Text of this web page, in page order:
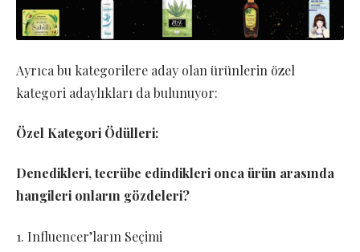
Ayrıca bu kategorilere aday olan ürünlerin özel
kategori adaylıkları da bulunuyor:
Özel Kategori Ödülleri:
Denedikleri, tecrübe edindikleri onca ürün arasında
hangileri onların gözdeleri?
1. Influencer’ların Seçimi